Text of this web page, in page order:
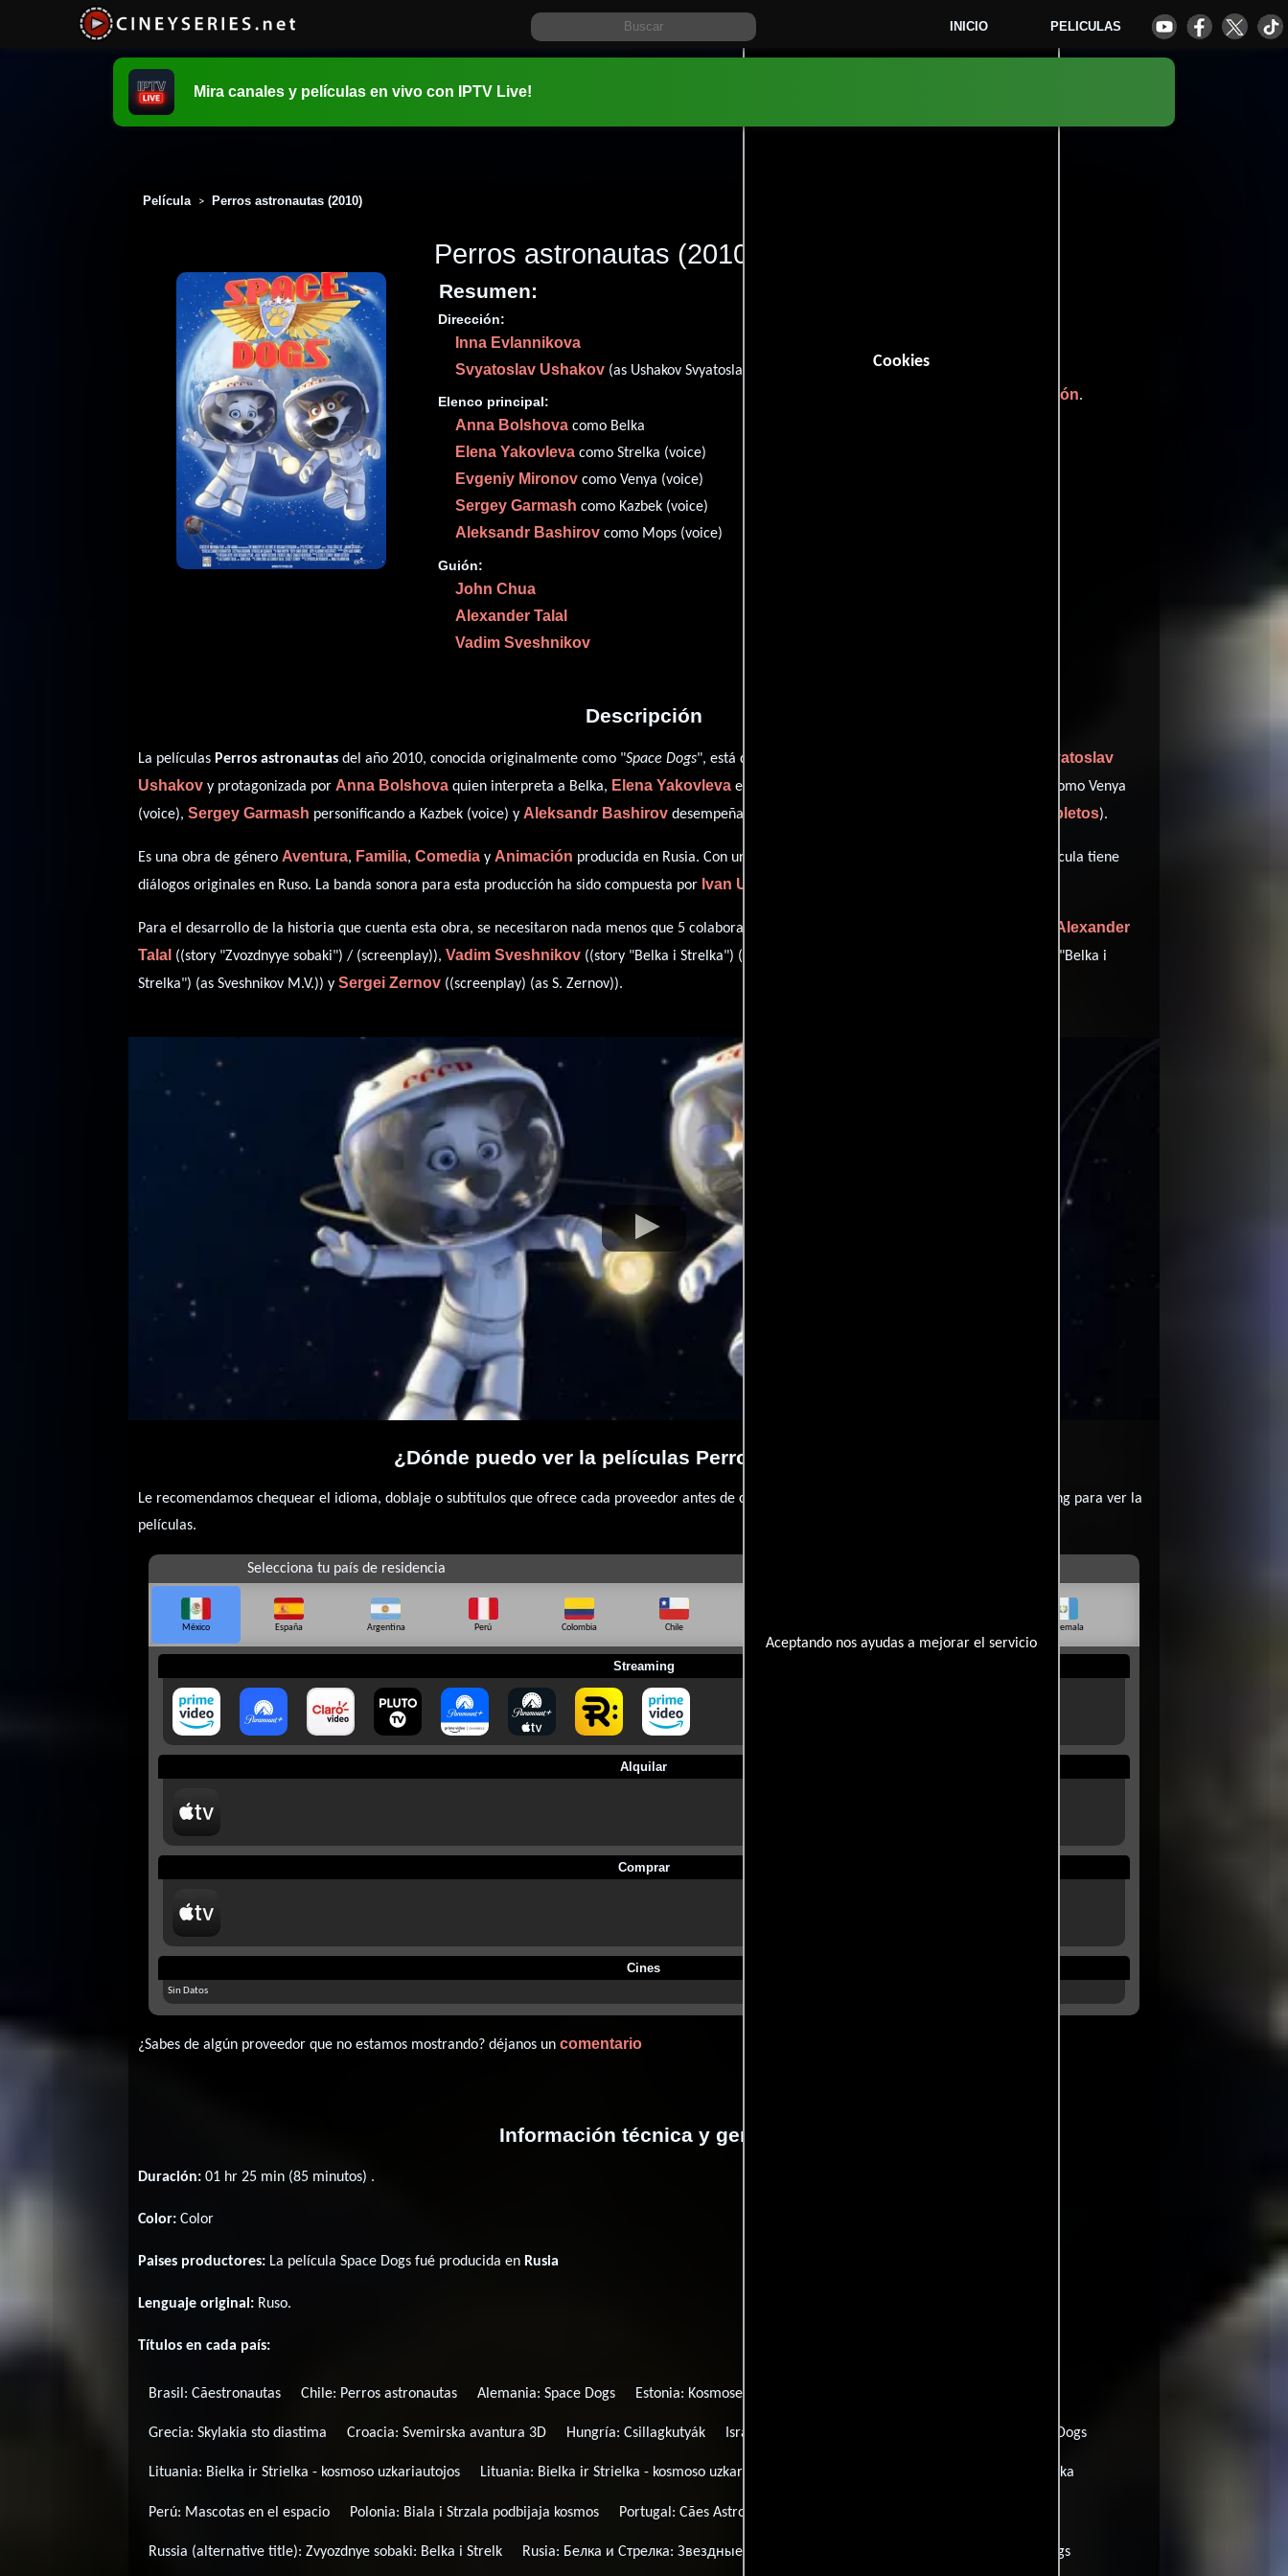
INICIO PELICULAS
Cookies
Aceptando nos ayudas a mejorar el servicio
Mira canales y películas en vivo con IPTV Live!
Película > Perros astronautas (2010)
Perros astronautas (2010)
Resumen:
Dirección:
Inna Evlannikova
Svyatoslav Ushakov (as Ushakov Svyatoslav)
Elenco principal:
Anna Bolshova como Belka
Elena Yakovleva como Strelka (voice)
Evgeniy Mironov como Venya (voice)
Sergey Garmash como Kazbek (voice)
Aleksandr Bashirov como Mops (voice)
Guión:
John Chua
Alexander Talal
Vadim Sveshnikov
01 hr 25 min (85 minutos).
Animación.
Descripción
La películas Perros astronautas del año 2010, conocida originalmente como "Space Dogs", está dirigida en conjunto por
Svyatoslav
Ushakov y protagonizada porAnna Bolshova quien interpreta a Belka, Elena Yakovleva en el papel de Strelka (voice),
como Venya
(voice),Sergey Garmash personificando a Kazbek (voice) yAleksandr Bashirov desempeñando el papel de Mops (voice) ( ver créditos completos).
Es una obra de géneroAventura, Familia,Comedia yAnimación producida en Rusia. Con una duración de 01 hr 25 min (85 minutos), esta película tiene
diálogos originales en Ruso. La banda sonora para esta producción ha sido compuesta por Ivan Uryupin
Para el desarrollo de la historia que cuenta esta obra, se necesitaron nada menos que 5 colaboraciones.
Alexander
Talal ((story "Zvozdnyye sobaki") / (screenplay)), Vadim Sveshnikov ((story "Belka i Strelka") (as Sveshnikov V.V)),
((story "Belka i
Strelka") (as Sveshnikov M.V.)) ySergei Zernov ((screenplay) (as S. Zernov)).
¿Dónde puedo ver la películas Perros astronautas?
Le recomendamos chequear el idioma, doblaje o subtítulos que ofrece cada proveedor antes de comprar, alquilar o contratar un servicio de streming para ver la
películas.
Selecciona tu país de residencia
México España Argentina Perú Colombia Chile Guatemala
Streaming
Alquilar
Comprar
Cines
Sin Datos
¿Sabes de algún proveedor que no estamos mostrando? déjanos uncomentario
Información técnica y general
Duración: 01 hr 25 min (85 minutos) .
Color: Color
Paises productores: La película Space Dogs fué producida en Rusia
Lenguaje original: Ruso.
Títulos en cada país:
Brasil: Cãestronautas Chile: Perros astronautas Alemania:Space Dogs Estonia: Kosmosekoerad Belka ja Strelka
Grecia: Skylakia sto diastima Croacia:Svemirska avantura 3D Hungría:Csillagkutyák Israel (Título hebreo): Space Dogs
Lituania: Bielka ir Strielka - kosmoso uzkariautojos Lituania: Bielka ir Strielka - kosmoso uzkariautojos 3D Zvaigznu suni Belka un Strelka
Perú: Mascotas en el espacio Polonia: Biala i Strzala podbijaja kosmos Portugal:Cães Astronautas
Russia (alternative title): Zvyozdnye sobaki: Belka i Strelk Rusia: Белка и Стрелка: Звездные собаки Space Dogs